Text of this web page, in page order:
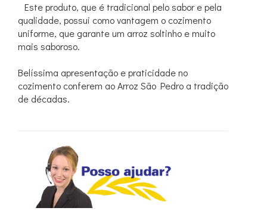
Este produto, que é tradicional pelo sabor e pela
qualidade, possui como vantagem o cozimento
uniforme, que garante um arroz soltinho e muito
mais saboroso.
Belíssima apresentação e praticidade no
cozimento conferem ao Arroz São Pedro a tradição
de décadas.